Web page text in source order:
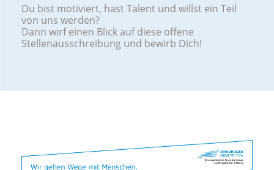
Du bist motiviert, hast Talent und willst ein Teil
von uns werden?
Dann wirf einen Blick auf diese offene
Stellenausschreibung und bewirb Dich!